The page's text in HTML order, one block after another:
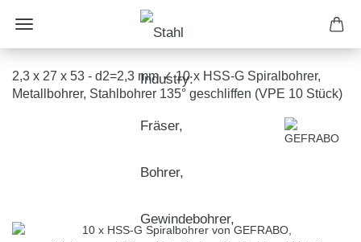
2,3 x 27 x 53 - d2=2,3 mm ✓ 10 x HSS-G Spiralbohrer,
Metallbohrer, Stahlbohrer 135° geschliffen (VPE 10 Stück)